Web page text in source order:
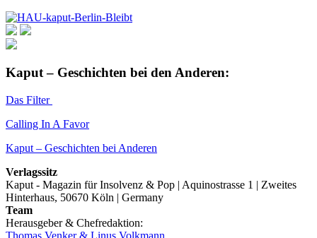
Kaput – Geschichten bei den Anderen:
Das Filter
Calling In A Favor
Kaput – Geschichten bei Anderen
Verlagssitz
Kaput - Magazin für Insolvenz & Pop | Aquinostrasse 1 | Zweites
Hinterhaus, 50670 Köln | Germany
Team
Herausgeber & Chefredaktion: